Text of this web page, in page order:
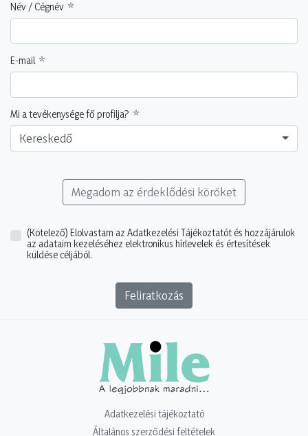
Név / Cégnév
E-mail
Mi a tevékenysége fő profilja?
Kereskedő
Megadom az érdeklődési köröket
(Kötelező) Elolvastam az Adatkezelési Tájékoztatót és hozzájárulok
az adataim kezeléséhez elektronikus hírlevelek és értesítések
küldése céljából.
Feliratkozás
Adatkezelési tájékoztató
Általános szerződési feltételek